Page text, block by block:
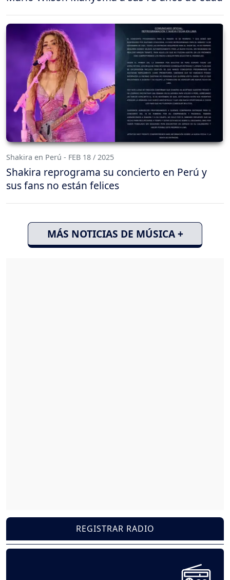
Shakira en Perú - FEB 18 / 2025
Shakira reprograma su concierto en Perú y
sus fans no están felices
MÁS NOTICIAS DE MÚSICA +
REGISTRAR RADIO